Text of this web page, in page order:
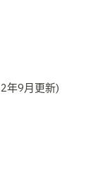
年9月更新)